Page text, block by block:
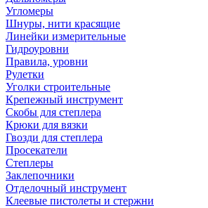
Угломеры
Шнуры, нити красящие
Линейки измерительные
Гидроуровни
Правила, уровни
Рулетки
Уголки строительные
Крепежный инструмент
Скобы для степлера
Крюки для вязки
Гвозди для степлера
Просекатели
Степлеры
Заклепочники
Отделочный инструмент
Клеевые пистолеты и стержни